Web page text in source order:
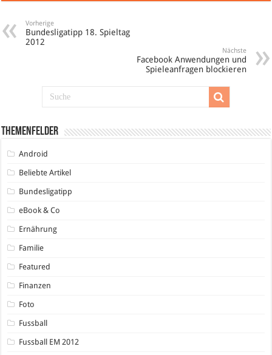
Vorherige
Bundesligatipp 18. Spieltag
2012
Nächste
Facebook Anwendungen und
Spieleanfragen blockieren
Themenfelder
Android
Beliebte Artikel
Bundesligatipp
eBook & Co
Ernährung
Familie
Featured
Finanzen
Foto
Fussball
Fussball EM 2012